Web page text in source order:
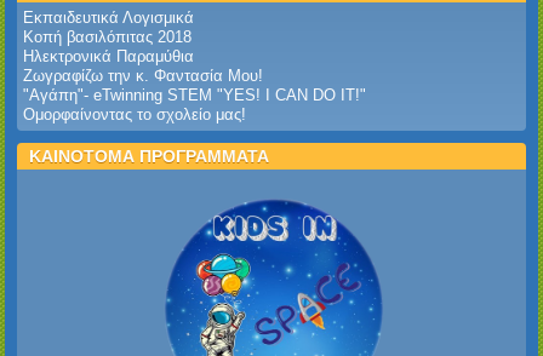
Εκπαιδευτικά Λογισμικά
Κοπή βασιλόπιτας 2018
Ηλεκτρονικά Παραμύθια
Ζωγραφίζω την κ. Φαντασία Μου!
"Αγάπη"- eTwinning STEM "YES! I CAN DO IT!"
Ομορφαίνοντας το σχολείο μας!
ΚΑΙΝΟΤΟΜΑ ΠΡΟΓΡΑΜΜΑΤΑ